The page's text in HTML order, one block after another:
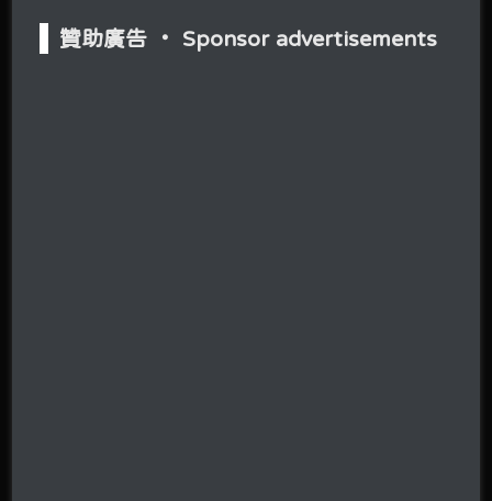
贊助廣告 ‧ Sponsor advertisements